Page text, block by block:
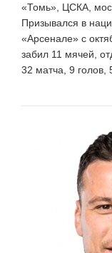
«Томь», ЦСКА,
Призывался в
«Арсенале» с
забил 11 мячей,
32 матча, 9 голов,